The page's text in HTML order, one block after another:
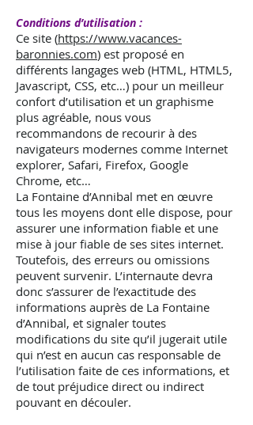
Conditions d’utilisation :
Ce site (https://www.vacances-
baronnies.com) est proposé en
différents langages web (HTML, HTML5,
Javascript, CSS, etc…) pour un meilleur
confort d’utilisation et un graphisme
plus agréable, nous vous
recommandons de recourir à des
navigateurs modernes comme Internet
explorer, Safari, Firefox, Google
Chrome, etc…
La Fontaine d’Annibal met en œuvre
tous les moyens dont elle dispose, pour
assurer une information fiable et une
mise à jour fiable de ses sites internet.
Toutefois, des erreurs ou omissions
peuvent survenir. L’internaute devra
donc s’assurer de l’exactitude des
informations auprès de La Fontaine
d’Annibal, et signaler toutes
modifications du site qu’il jugerait utile
qui n’est en aucun cas responsable de
l’utilisation faite de ces informations, et
de tout préjudice direct ou indirect
pouvant en découler.